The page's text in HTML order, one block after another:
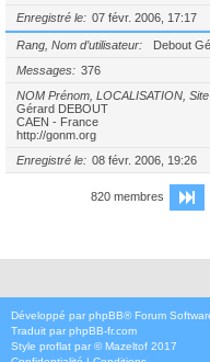
Enregistré le
07 févr. 2006, 17:17
Rang, Nom d’utilisateur
Debout
Messages
376
NOM Prénom, LOCALISATION,
Gérard DEBOUT
CAEN - France
http://gonm.org
Enregistré le
08 févr. 2006, 19:26
820 membres
Développé par phpBB® Forum
Traduit par phpBB-fr.com
Style proflat par ©Mazeltof 2017